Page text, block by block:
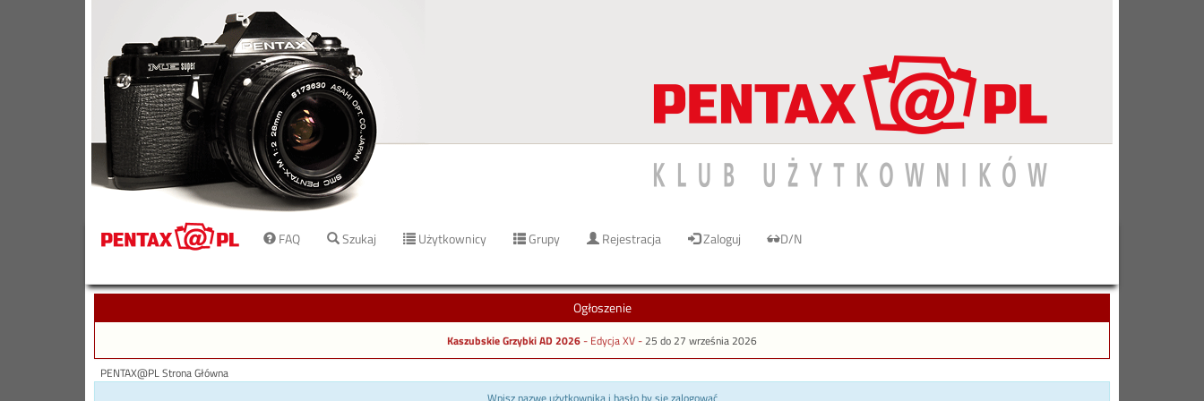
FAQ Szukaj Użytkownicy Grupy Rejestracja Zaloguj D/N
Ogłoszenie
Kaszubskie Grzybki AD 2026- Edycja XV -25 do 27 września 2026
PENTAX@PL Strona Główna